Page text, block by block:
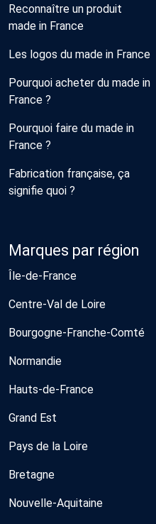
Reconnaître un produit
made in France
Les logos du made in France
Pourquoi acheter du made in
France ?
Pourquoi faire du made in
France ?
Fabrication française, ça
signifie quoi ?
Marques par région
Île-de-France
Centre-Val de Loire
Bourgogne-Franche-Comté
Normandie
Hauts-de-France
Grand Est
Pays de la Loire
Bretagne
Nouvelle-Aquitaine